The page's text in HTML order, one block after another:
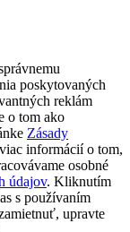
poskytovaných
reklám
o tom ako
Zásady
informácií o tom,
osobné
údajov. Kliknutím
s používaním
upravte